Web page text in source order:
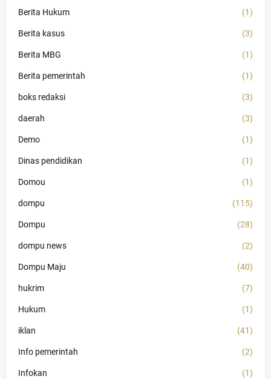
Berita Hukum (1)
Berita kasus (3)
Berita MBG (1)
Berita pemerintah (1)
boks redaksi (3)
daerah (3)
Demo (1)
Dinas pendidikan (1)
Domou (1)
dompu (115)
Dompu (28)
dompu news (2)
Dompu Maju (40)
hukrim (7)
Hukum (1)
iklan (41)
Info pemerintah (2)
Infokan (1)